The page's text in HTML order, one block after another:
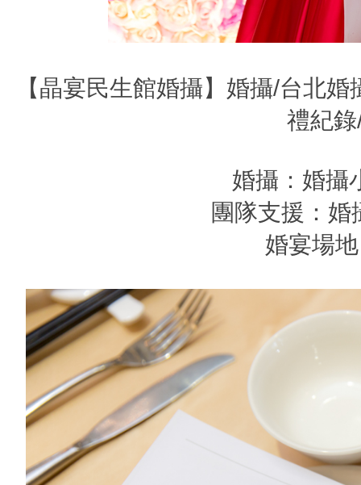
【晶宴民生館婚攝】婚攝/台北
禮紀
婚攝：婚攝
團隊支援：婚
婚宴場